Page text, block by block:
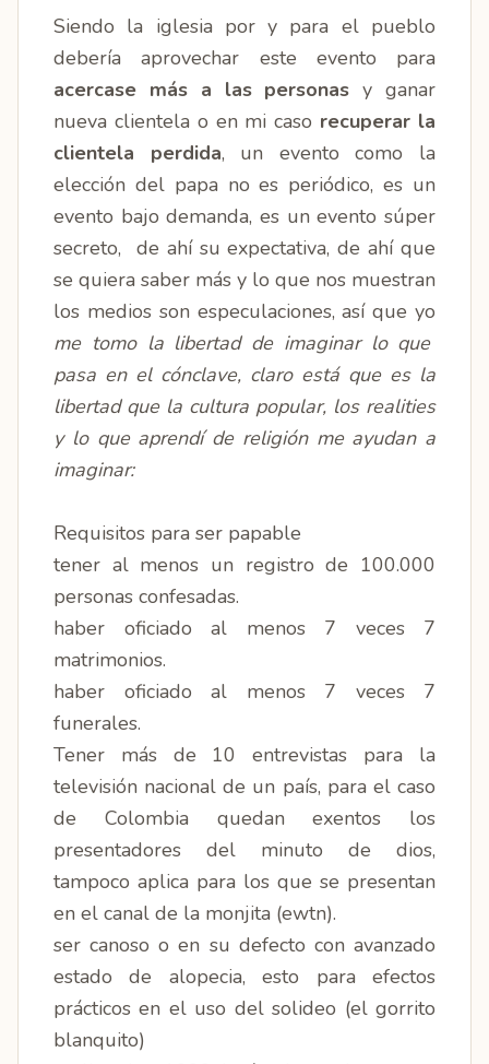
Siendo la iglesia por y para el pueblo
debería aprovechar este evento para
acercase más a las personas y ganar
nueva clientela o en mi caso recuperar la
clientela perdida, un evento como la
elección del papa no es periódico, es un
evento bajo demanda, es un evento súper
secreto, de ahí su expectativa, de ahí que
se quiera saber más y lo que nos muestran
los medios son especulaciones, así que yo
me tomo la libertad de imaginar lo que
pasa en el cónclave, claro está que es la
libertad que la cultura popular, los realities
y lo que aprendí de religión me ayudan a
imaginar:
Requisitos para ser papable
tener al menos un registro de 100.000
personas confesadas.
haber oficiado al menos 7 veces 7
matrimonios.
haber oficiado al menos 7 veces 7
funerales.
Tener más de 10 entrevistas para la
televisión nacional de un país, para el caso
de Colombia quedan exentos los
presentadores del minuto de dios,
tampoco aplica para los que se presentan
en el canal de la monjita (ewtn).
ser canoso o en su defecto con avanzado
estado de alopecia, esto para efectos
prácticos en el uso del solideo (el gorrito
blanquito)